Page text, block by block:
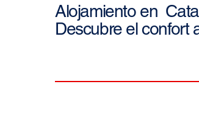
Alojamiento en
Descubre el confort